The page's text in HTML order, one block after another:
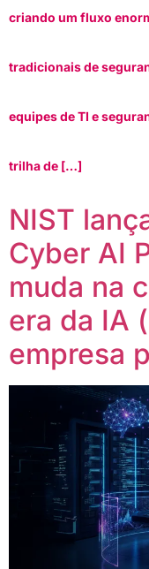
criando um fluxo
tradicionais de
equipes de TI e
trilha de […]
NIST
Cyber AI
muda na
era da IA
empresa